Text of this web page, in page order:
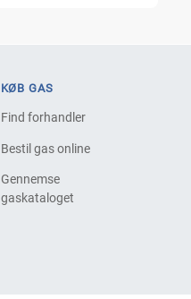
KØB GAS
Find forhandler
Bestil gas online
Gennemse
gaskataloget